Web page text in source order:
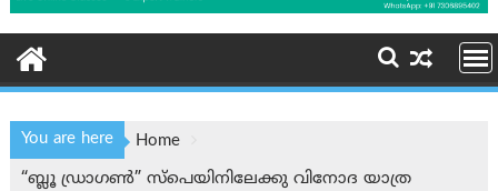
You are here
Home
“ബ്ലൂ ഡ്രാഗൺ” സ്പെയിനിലേക്കു വിനോദ യാത്ര